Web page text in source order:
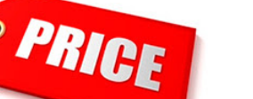
Так же если очень кратко и
из однотонного блонда
. Звоните сейчас
(активная ссылка) тел +380 99